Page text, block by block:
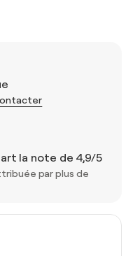
la note de 4,9/5
par plus de